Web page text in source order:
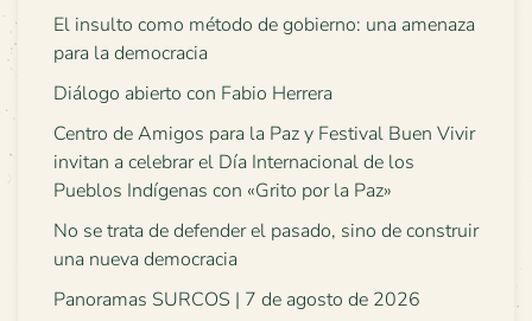
El insulto como método de gobierno: una amenaza
para la democracia
Diálogo abierto con Fabio Herrera
Centro de Amigos para la Paz y Festival Buen Vivir
invitan a celebrar el Día Internacional de los
Pueblos Indígenas con «Grito por la Paz»
No se trata de defender el pasado, sino de construir
una nueva democracia
Panoramas SURCOS | 7 de agosto de 2026